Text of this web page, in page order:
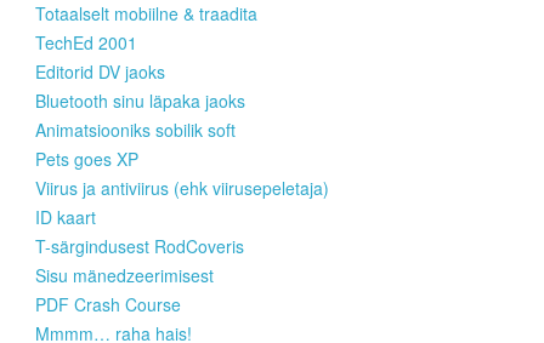
Totaalselt mobiilne & traadita
TechEd 2001
Editorid DV jaoks
Bluetooth sinu läpaka jaoks
Animatsiooniks sobilik soft
Pets goes XP
Viirus ja antiviirus (ehk viirusepeletaja)
ID kaart
T-särgindusest RodCoveris
Sisu mänedzeerimisest
PDF Crash Course
Mmmm… raha hais!